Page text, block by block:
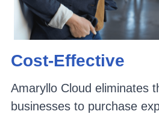
Cost-Effective
Amaryllo Cloud eliminates
businesses to purchase